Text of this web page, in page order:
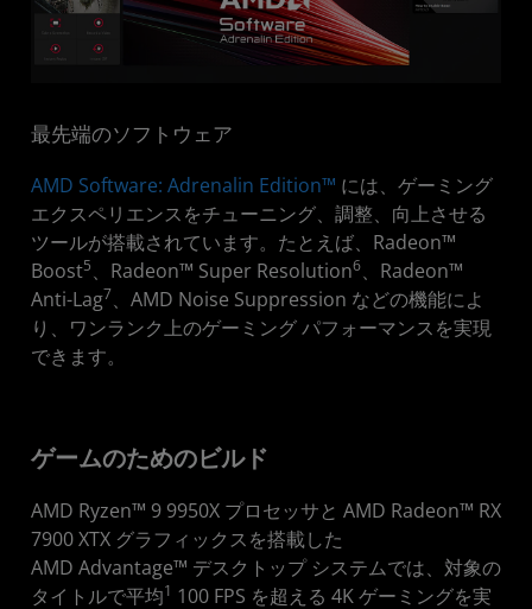
最先端のソフトウェア
AMD Software: Adrenalin Edition™ には、ゲーミング
エクスペリエンスをチューニング、調整、向上させる
ツールが搭載されています。たとえば、Radeon™
Boost5、Radeon™ Super Resolution6、Radeon™
Anti-Lag7、AMD Noise Suppression などの機能によ
り、ワンランク上のゲーミング パフォーマンスを実現
できます。
ゲームのためのビルド
AMD Ryzen™ 9 9950X プロセッサと AMD Radeon™ RX
7900 XTX グラフィックスを搭載した
AMD Advantage™ デスクトップ システムでは、対象の
タイトルで平均1 100 FPS を超える 4K ゲーミングを実